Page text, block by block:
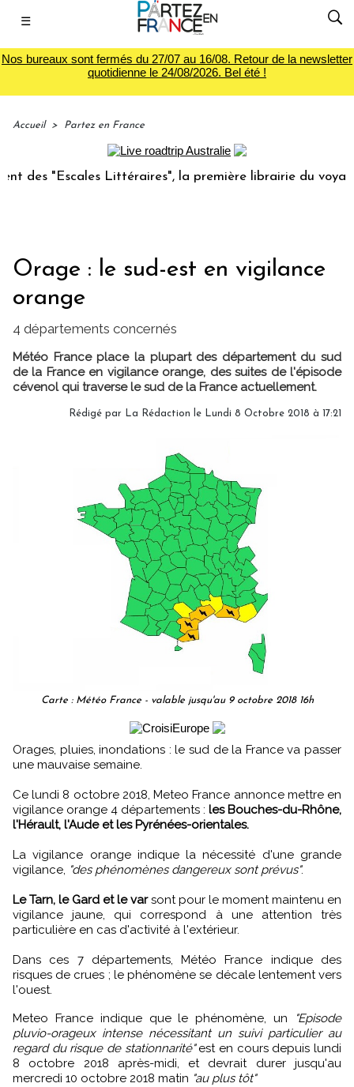
☰
Nos bureaux sont fermés du 27/07 au 16/08. Retour de la newsletter
quotidienne le 24/08/2026. Bel été !
Accueil > Partez en France
"Escales Littéraires", la première librairie du voyage
Orage : le sud-est en vigilance
orange
4 départements concernés
Météo France place la plupart des département du sud
de la France en vigilance orange, des suites de l'épisode
cévenol qui traverse le sud de la France actuellement.
Rédigé par La Rédaction le Lundi 8 Octobre 2018 à 17:21
Carte : Météo France - valable jusqu'au 9 octobre 2018 16h
Orages, pluies, inondations : le sud de la France va passer
une mauvaise semaine.
Ce lundi 8 octobre 2018, Meteo France annonce mettre en
vigilance orange 4 départements : les Bouches-du-Rhône,
l'Hérault, l'Aude et les Pyrénées-orientales.
La vigilance orange indique la nécessité d'une grande
vigilance, "des phénomènes dangereux sont prévus".
Le Tarn, le Gard et le varsont pour le moment maintenu en
vigilance jaune, qui correspond à une attention très
particulière en cas d'activité à l'extérieur.
Dans ces 7 départements, Météo France indique des
risques de crues ; le phénomène se décale lentement vers
l'ouest.
Meteo France indique que le phénomène, un
"Episode
pluvio-orageux intense nécessitant un suivi particulier au
regard du risque de stationnarité"est en cours depuis lundi
8 octobre 2018 après-midi, et devrait durer jusqu'au
mercredi 10 octobre 2018 matin "au plus tôt"